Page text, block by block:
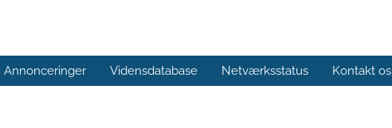
Annonceringer Vidensdatabase Netværksstatus Kontakt os